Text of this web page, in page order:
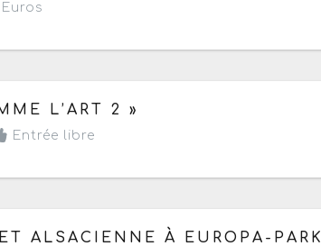
2026 de 14h à 19h
L’ART 2 »
Entrée libre
août 2026 de 19h à 22h
ALSACIENNE À EUROPA-PARK